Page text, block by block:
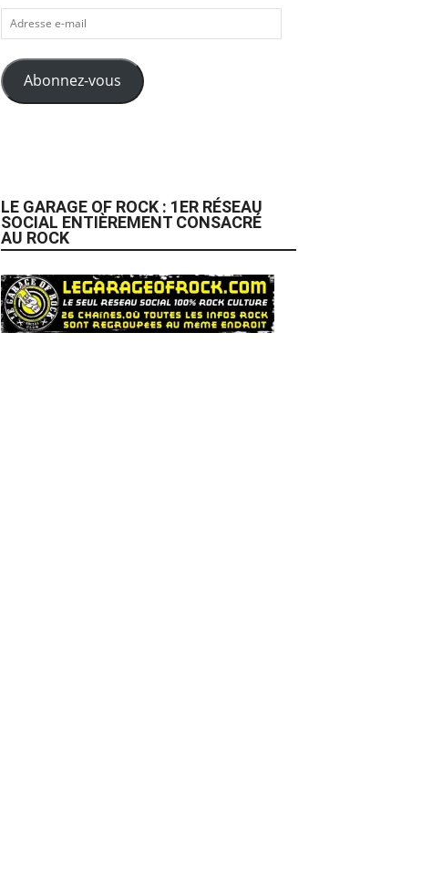
Adresse
e-
mail
Abonnez-vous
LE GARAGE OF ROCK : 1ER RÉSEAU
SOCIAL ENTIÈREMENT CONSACRÉ
AU ROCK